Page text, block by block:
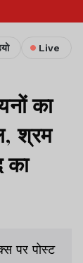
Live
का
श्रम
का
पर पोस्ट